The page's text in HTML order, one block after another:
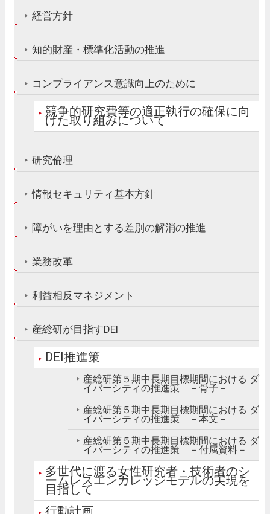
経営方針
知的財産・標準化活動の推進
コンプライアンス意識向上のために
競争的研究費等の適正執行の確保に向
けた取り組みについて
研究倫理
情報セキュリティ基本方針
障がいを理由とする差別の解消の推進
業務改革
利益相反マネジメント
産総研が目指すDEI
DEI推進策
産総研第５期中長期目標期間における ダ
イバーシティの推進策 －骨子－
産総研第５期中長期目標期間における ダ
イバーシティの推進策 －本文－
産総研第５期中長期目標期間における ダ
イバーシティの推進策 －付属資料－
多世代に渡る女性研究者・技術者のシ
ームレスエンカレッジモデルの実現を
目指して
行動計画